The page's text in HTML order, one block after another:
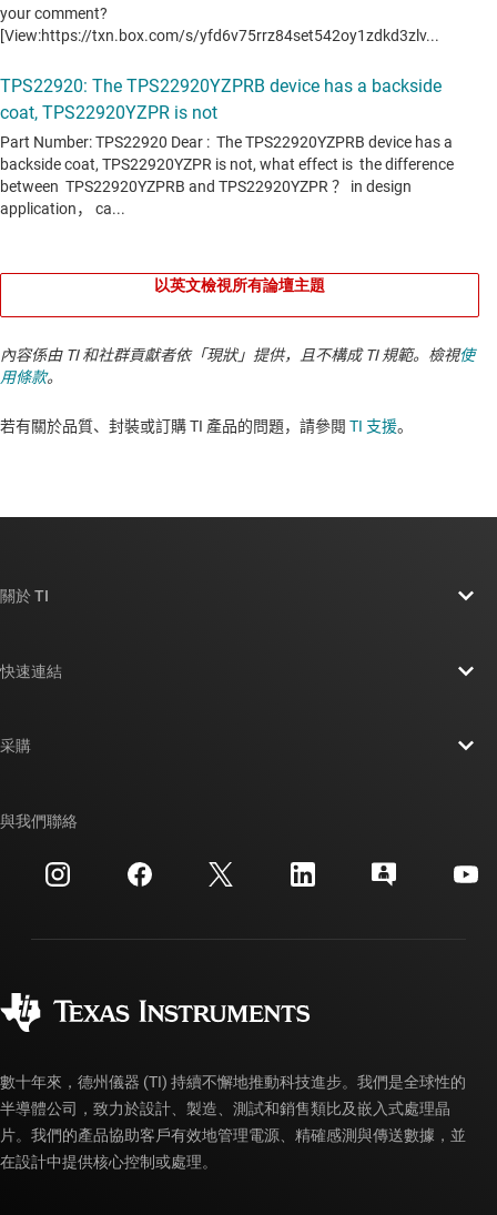
以英文檢視所有論壇主題
內容係由 TI 和社群貢獻者依「現狀」提供，且不構成 TI 規範。檢視使
用條款。
若有關於品質、封裝或訂購 TI 產品的問題，請參閱 TI 支援。​​​​​​​​​​​​​​
關於 TI
投資人關系
製造
快速連結
交互參考搜索
客戶支援中心
myTI 帳戶常見問題解答
采購
訂購 FAQ
與我們聯絡
數十年來，德州儀器 (TI) 持續不懈地推動科技進步。我們是全球性的
半導體公司，致力於設計、製造、測試和銷售類比及嵌入式處理晶
片。我們的產品協助客戶有效地管理電源、精確感測與傳送數據，並
在設計中提供核心控制或處理。